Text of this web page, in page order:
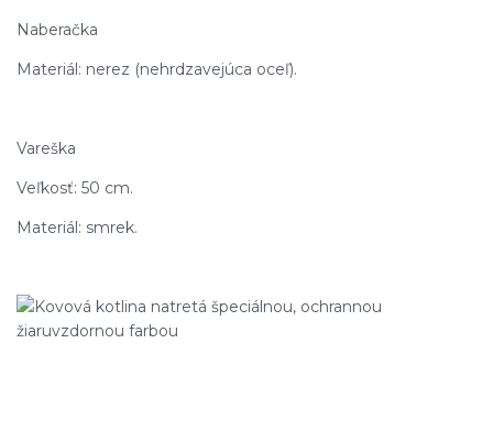
Naberačka
Materiál: nerez (nehrdzavejúca oceľ).
Vareška
Veľkosť: 50 cm.
Materiál: smrek.